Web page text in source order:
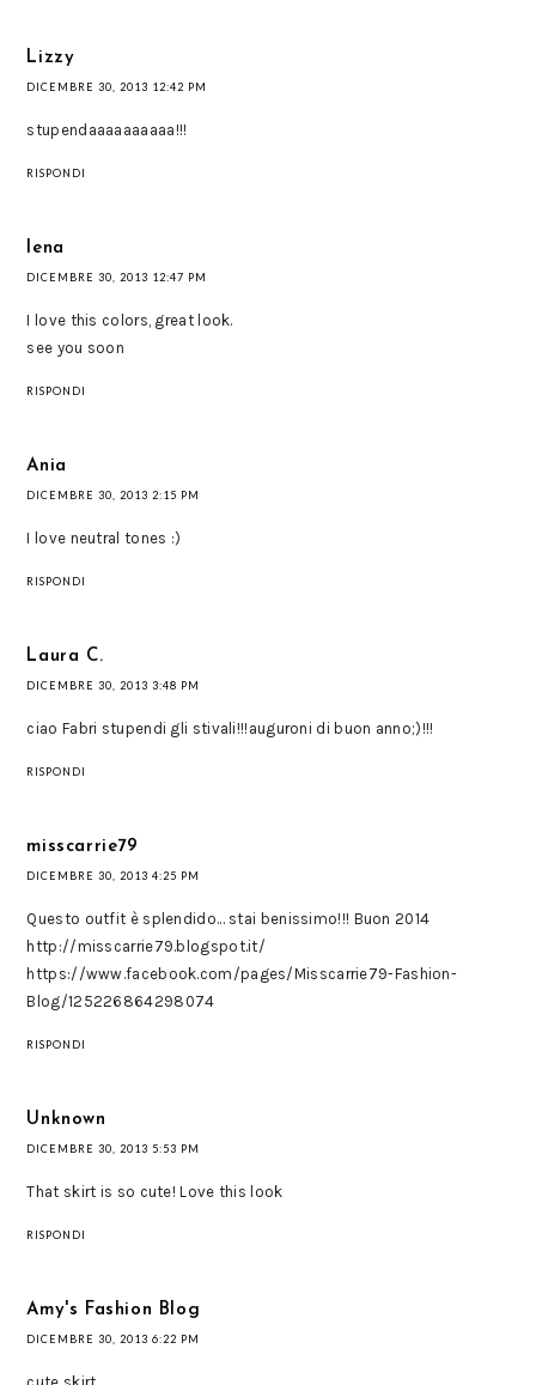
Lizzy
DICEMBRE 30, 2013 12:42 PM
stupendaaaaaaaaaa!!!
RISPONDI
lena
DICEMBRE 30, 2013 12:47 PM
I love this colors, great look.
see you soon
RISPONDI
Ania
DICEMBRE 30, 2013 2:15 PM
I love neutral tones :)
RISPONDI
Laura C.
DICEMBRE 30, 2013 3:48 PM
ciao Fabri stupendi gli stivali!!!auguroni di buon anno;)!!!
RISPONDI
misscarrie79
DICEMBRE 30, 2013 4:25 PM
Questo outfit è splendido... stai benissimo!!! Buon 2014
http://misscarrie79.blogspot.it/
https://www.facebook.com/pages/Misscarrie79-Fashion-
Blog/125226864298074
RISPONDI
Unknown
DICEMBRE 30, 2013 5:53 PM
That skirt is so cute! Love this look
RISPONDI
Amy's Fashion Blog
DICEMBRE 30, 2013 6:22 PM